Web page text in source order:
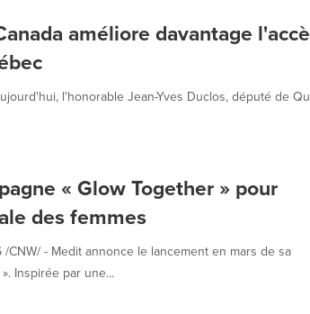
améliore davantage
l'honorable Jean-Yves Duclos, député de
« Glow Together » pour
des femmes
- Medit annonce le lancement en mars de sa
Inspirée par une...